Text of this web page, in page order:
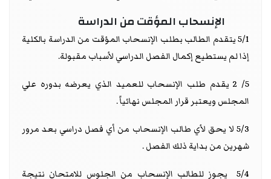
الإنسحاب المؤقت من الدراسة
5/1 يتقدم الطالب بطلب الإنسحاب المؤقت من الدراسة بالكلية
إذا لم يستطيع إكمال الفصل الدراسي لأسباب مقبولة.
5/ 2 يقدم طلب الإنسحاب للعميد الذي يعرضه بدوره علي
المجلس ويعتبر قرار المجلس نهائياً .
5/3 لا يحق لأي طالب الإنسحاب من أي فصل دراسي بعد مرور
شهرين من بداية ذلك الفصل .
5/4 يجوز للطالب الإنسحاب من الجلوس للامتحان نتيجة